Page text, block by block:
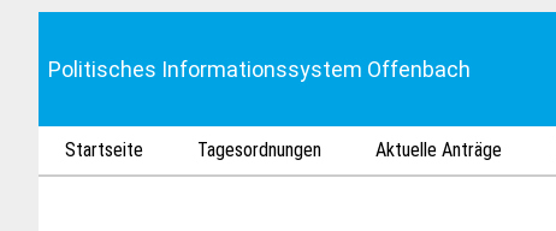
Politisches Informationssystem Offenbach
Startseite Tagesordnungen Aktuelle Anträge